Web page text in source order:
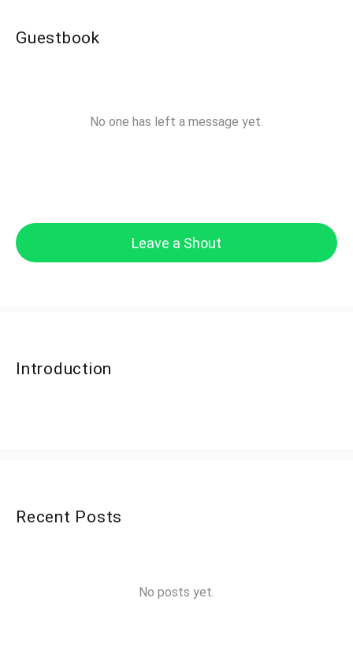
Guestbook
No one has left a message yet.
Leave a Shout
Introduction
Recent Posts
No posts yet.